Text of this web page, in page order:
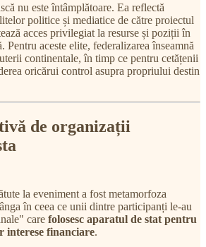
nu este întâmplătoare. Ea reflectă
politice și mediatice de către proiectul
acces privilegiat la resurse și poziții în
Pentru aceste elite, federalizarea înseamnă
continentale, în timp ce pentru cetățenii
oricărui control asupra propriului destin
de organizații
la eveniment a fost metamorfoza
în ceea ce unii dintre participanți le-au
care folosesc aparatul de stat pentru
interese financiare.